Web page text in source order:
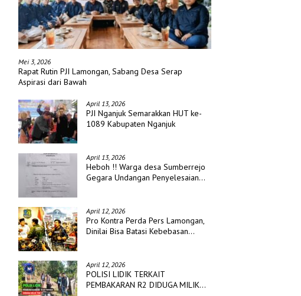
Mei 3, 2026
Rapat Rutin PJI Lamongan, Sabang Desa Serap
Aspirasi dari Bawah
April 13, 2026
PJI Nganjuk Semarakkan HUT ke-
1089 Kabupaten Nganjuk
April 13, 2026
Heboh !! Warga desa Sumberrejo
Gegara Undangan Penyelesaian
April 12, 2026
Pro Kontra Perda Pers Lamongan,
Dinilai Bisa Batasi Kebebasan
April 12, 2026
POLISI LIDIK TERKAIT
PEMBAKARAN R2 DIDUGA MILIK